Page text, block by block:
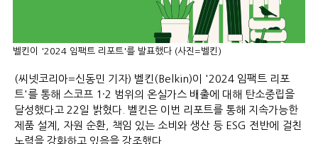
벨킨이 '2024 임팩트 리포트'를 발표했다 (사진=벨킨)
(씨넷코리아=신동민 기자) 벨킨(Belkin)이 '2024 임팩트 리포
트'를 통해 스코프 1·2 범위의 온실가스 배출에 대해 탄소중립을
달성했다고 22일 밝혔다. 벨킨은 이번 리포트를 통해 지속가능한
제품 설계, 자원 순환, 책임 있는 소비와 생산 등 ESG 전반에 걸친
노력을 강화하고 있음을 강조했다.